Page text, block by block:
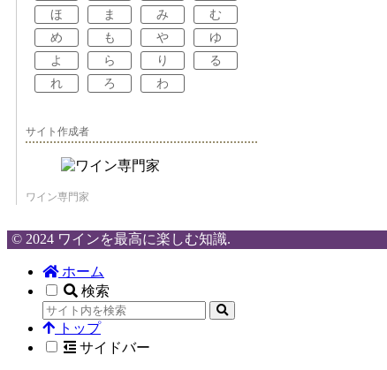
ほ
ま み
む
め
も や
ゆ
よ
ら り
る
れ
ろ わ
サイト作成者
ワイン専門家
© 2024 ワインを最高に楽しむ知識.
ホーム
検索
トップ
サイドバー